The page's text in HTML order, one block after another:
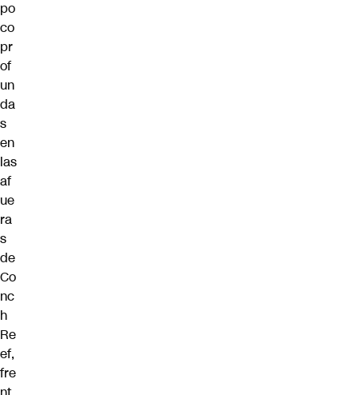
po
co
pr
of
un
da
s
en
las
af
ue
ra
s
de
Co
nc
h
Re
ef,
fre